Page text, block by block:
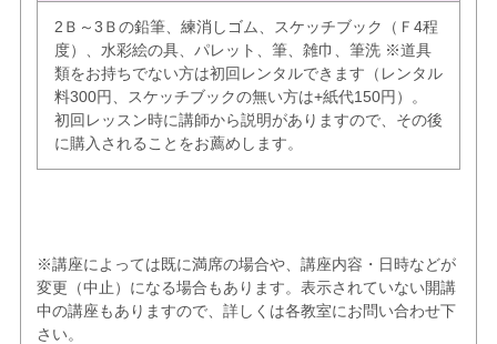
2Ｂ～3Ｂの鉛筆、練消しゴム、スケッチブック（Ｆ4程
度）、水彩絵の具、パレット、筆、雑巾、筆洗 ※道具
類をお持ちでない方は初回レンタルできます（レンタル
料300円、スケッチブックの無い方は+紙代150円）。
初回レッスン時に講師から説明がありますので、その後
に購入されることをお薦めします。
※講座によっては既に満席の場合や、講座内容・日時などが
変更（中止）になる場合もあります。表示されていない開講
中の講座もありますので、詳しくは各教室にお問い合わせ下
さい。